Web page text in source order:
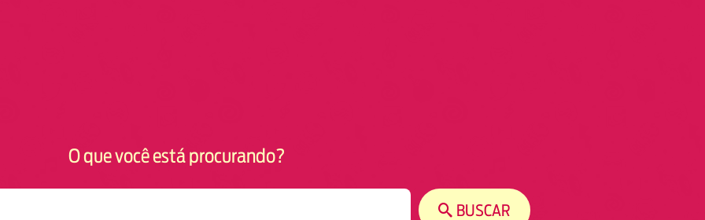
O que você está procurando?
BUSCAR